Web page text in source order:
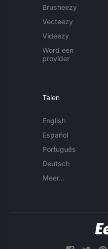
Brusheezy
Vecteezy
Videezy
Word een
provider
Talen
English
Español
Português
Deutsch
Meer...